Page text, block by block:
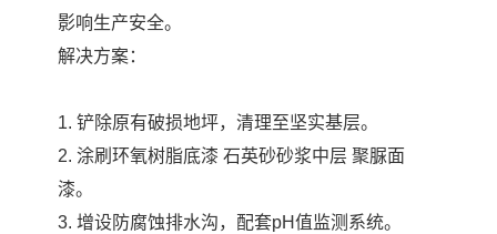
影响生产安全。
解决方案：
1. 铲除原有破损地坪，清理至坚实基层。
2. 涂刷环氧树脂底漆 石英砂砂浆中层 聚脲面
漆。
3. 增设防腐蚀排水沟，配套pH值监测系统。